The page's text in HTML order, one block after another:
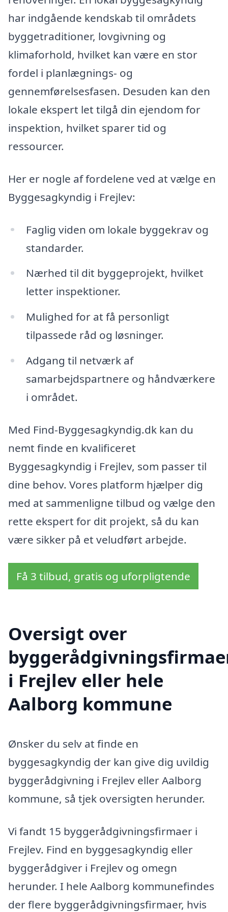
har indgående kendskab til områdets
byggetraditioner, lovgivning og
klimaforhold, hvilket kan være en stor
fordel i planlægnings- og
gennemførelsesfasen. Desuden kan den
lokale ekspert let tilgå din ejendom for
inspektion, hvilket sparer tid og
ressourcer.
Her er nogle af fordelene ved at vælge en
Byggesagkyndig i Frejlev:
Faglig viden om lokale byggekrav og
standarder.
Nærhed til dit byggeprojekt, hvilket
letter inspektioner.
Mulighed for at få personligt
tilpassede råd og løsninger.
Adgang til netværk af
samarbejdspartnere og håndværkere
i området.
Med Find-Byggesagkyndig.dk kan du
nemt finde en kvalificeret
Byggesagkyndig i Frejlev, som passer til
dine behov. Vores platform hjælper dig
med at sammenligne tilbud og vælge den
rette ekspert for dit projekt, så du kan
være sikker på et veludført arbejde.
Få 3 tilbud, gratis og uforpligtende
Oversigt over
i Frejlev eller hele
Aalborg kommune
Ønsker du selv at finde en
byggesagkyndig der kan give dig uvildig
byggerådgivning i Frejlev eller Aalborg
kommune, så tjek oversigten herunder.
Vi fandt 15 byggerådgivningsfirmaer i
Frejlev. Find en byggesagkyndig eller
byggerådgiver i Frejlev og omegn
herunder. I hele Aalborg kommunefindes
der flere byggerådgivningsfirmaer, hvis